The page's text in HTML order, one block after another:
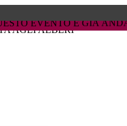
AGLI ALBERI
ANDATO IN SCENA —
ANDATO IN SCENA —